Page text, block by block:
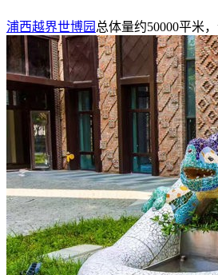
浦西越界世博园 总体量约50000平米